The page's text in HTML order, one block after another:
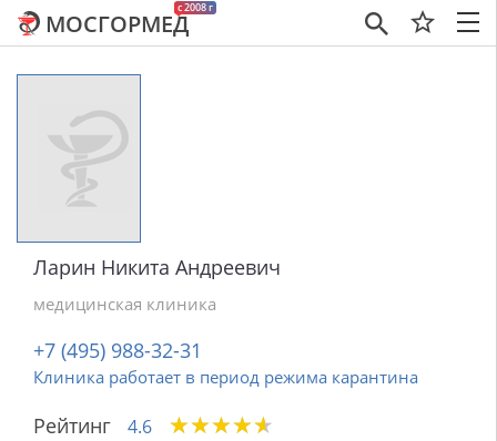
×
c 2008 г
МОСГОРМЕД
Ларин Никита Андреевич
медицинская клиника
+7 (495) 988-32-31
Клиника работает в период режима карантина
Рейтинг 4.6 ★★★★★
★★★★★